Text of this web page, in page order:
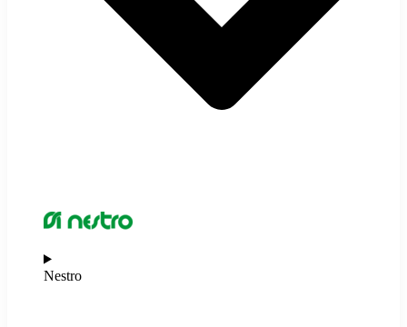
Nestro